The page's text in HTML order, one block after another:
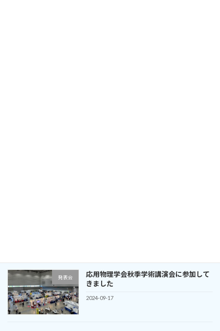
発表会
応用物理学会秋季学術講演会に参加して
きました
2024-09-17